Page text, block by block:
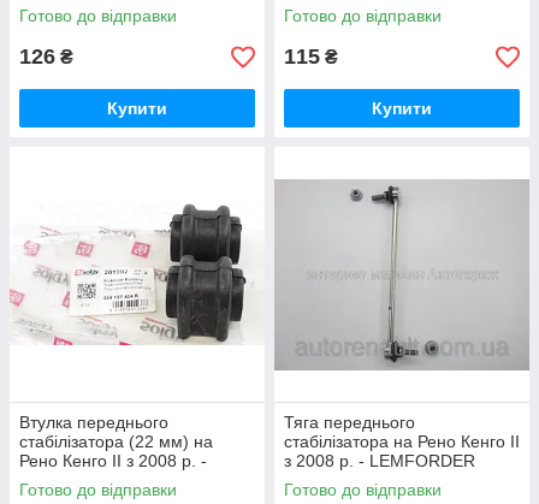
SASIC (Франція) - 2304020
Готово до відправки
126 ₴
Купити
(Україна) - BC1217
Готово до відправки
115 ₴
Купити
Втулка переднього
стабілізатора (22 мм) на
Рено Кенго II з 2008 р. -
SOLGY(Іспанія) - 201202
Готово до відправки
Тяга переднього
стабілізатора на Рено Кенго II
з 2008 р. - LEMFORDER
(Німеччина) - 2833402
Готово до відправки